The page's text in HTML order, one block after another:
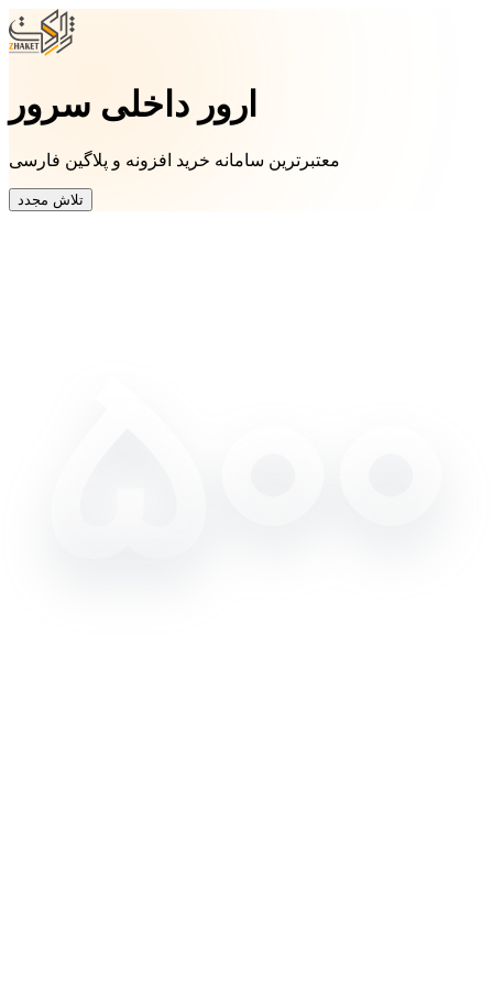
ارور داخلی سرور
معتبرترین سامانه خرید افزونه و پلاگین فارسی
تلاش مجدد